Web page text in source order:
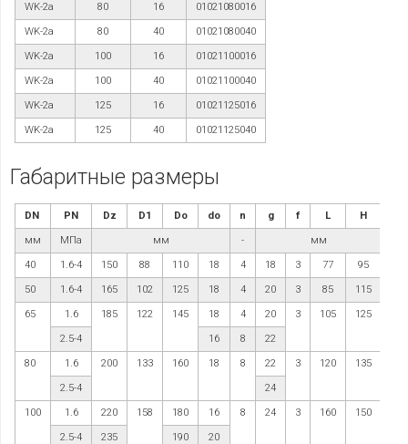
WK-2a 80 16 01021080016
WK-2a 80 40 01021080040
WK-2a 100 16 01021100016
WK-2a 100 40 01021100040
WK-2a 125 16 01021125016
WK-2a 125 40 01021125040
Габаритные размеры
DN PN Dz D1 Dо do n g f L H
мм МПа мм - мм
40 1.6-4 150 88 110 18 4 18 3 77 95
50 1.6-4 165 102 125 18 4 20 3 85 115
65 1.6 185 122 145 18 4 20 3 105 125
2.5-4 16 8 22
80 1.6 200 133 160 18 8 22 3 120 135
2.5-4 24
100 1.6 220 158 180 16 8 24 3 160 150
2.5-4 235 190 20